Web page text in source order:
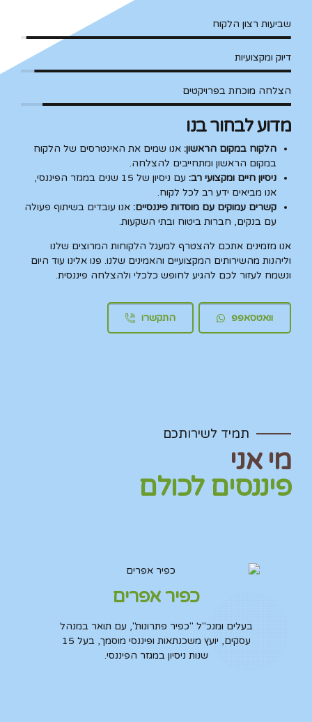
שביעות רצון הלקוח
דיוק ומקצועיות
הצלחה מוכחת בפרויקטים
מדוע לבחור בנו
הלקוח במקום הראשון: אנו שמים את האינטרסים של הלקוח
במקום הראשון ומתחייבים להצלחה.
ניסיון חיים ומקצועי רב:
עם ניסיון של 15 שנים במגזר הפיננסי,
אנו מביאים ידע רב לכל לקוח.
קשרים עמוקים עם מוסדות פיננסיים: אנו עובדים בשיתוף פעולה
עם בנקים, חברות ביטוח ובתי השקעות.
אנו מזמינים אתכם להצטרף למעגל הלקוחות המרוצים שלנו
וליהנות מהשירותים המקצועיים והאמינים שלנו. פנו אלינו עוד היום
ונשמח לעזור לכם להגיע לחופש כלכלי ולהצלחה פיננסית.
וואטסאפפ התקשרו
תמיד לשירותכם
מי אני
פיננסים לכולם
כפיר אפרים
בעלים ומנכ"ל "כפיר פתרונות", עם תואר במנהל
עסקים, יועץ משכנתאות ופיננסי מוסמך, בעל 15
שנות ניסיון במגזר הפיננסי.